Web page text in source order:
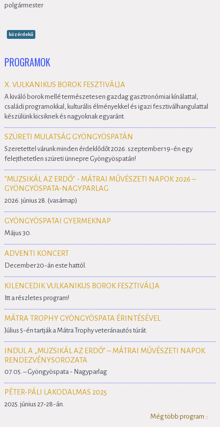
polgármester
közérdekű
PROGRAMOK
X. VULKANIKUS BOROK FESZTIVÁLJA
A kiváló borok mellé természetesen gazdag gasztronómiai kínálattal,
családi programokkal, kulturális élményekkel és igazi fesztiválhangulattal
készülünk kicsiknek és nagyoknak egyaránt.
SZÜRETI MULATSÁG GYÖNGYÖSPATÁN
Szeretettel várunk minden érdeklődőt 2026. szeptember 19-én egy
felejthetetlen szüreti ünnepre Gyöngyöspatán!
"MUZSIKÁL AZ ERDŐ" - MÁTRAI MŰVÉSZETI NAPOK 2026 –
GYÖNGYÖSPATA-NAGYPARLAG
2026. június 28. (vasárnap)
GYÖNGYÖSPATAI GYERMEKNAP
Május 30.
ADVENTI KONCERT
December 20-án este hattól.
KILENCEDIK VULKANIKUS BOROK FESZTIVÁLJA
Itt a részletes program!
MÁTRA TROPHY GYÖNGYÖSPATA ÉRINTÉSÉVEL
Július 5-én tartják a Mátra Trophy veteránautós túrát.
INDUL A „MUZSIKÁL AZ ERDŐ” – MÁTRAI MŰVÉSZETI NAPOK
RENDEZVÉNYSOROZATA
07.05. – Gyöngyöspata - Nagyparlag
PÉTER-PÁLI LAKODALMAS 2025
2025. június 27-28-án.
Még több program ::